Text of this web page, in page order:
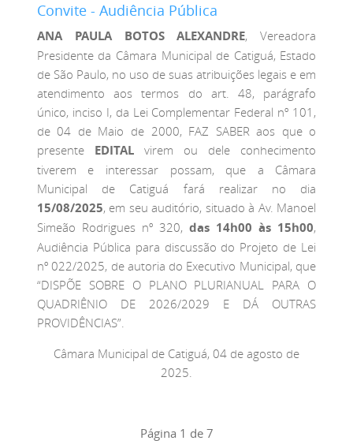
Convite - Audiência Pública
ANA PAULA BOTOS ALEXANDRE, Vereadora
Presidente da Câmara Municipal de Catiguá, Estado
de São Paulo, no uso de suas atribuições legais e em
atendimento aos termos do art. 48, parágrafo
único, inciso I, da Lei Complementar Federal nº 101,
de 04 de Maio de 2000, FAZ SABER aos que o
presente EDITALvirem ou dele conhecimento
tiverem e interessar possam, que a Câmara
Municipal de Catiguá fará realizar no dia
15/08/2025, em seu auditório, situado à Av. Manoel
Simeão Rodrigues nº 320,das 14h00 às 15h00,
Audiência Pública para discussão do Projeto de Lei
nº 022/2025, de autoria do Executivo Municipal, que
“DISPÕE SOBRE O PLANO PLURIANUAL PARA O
QUADRIÊNIO DE 2026/2029 E DÁ OUTRAS
PROVIDÊNCIAS”.
Câmara Municipal de Catiguá, 04 de agosto de
2025.
Página 1 de 7